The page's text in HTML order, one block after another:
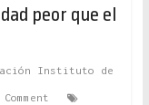
peor que el
Instituto de